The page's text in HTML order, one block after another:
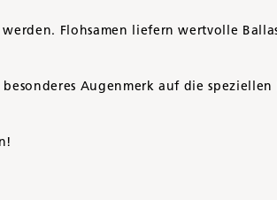
Flohsamen liefern wertvolle
Augenmerk auf die speziellen